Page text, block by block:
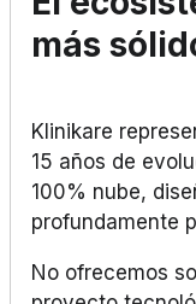
más
Klinikare
15 años de
100% nube,
profundamente
No ofrecemos